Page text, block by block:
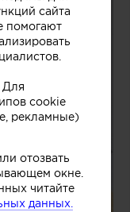
сайта
помогают
Для
cookie
рекламные)
отозвать
окне.
читайте
данных.